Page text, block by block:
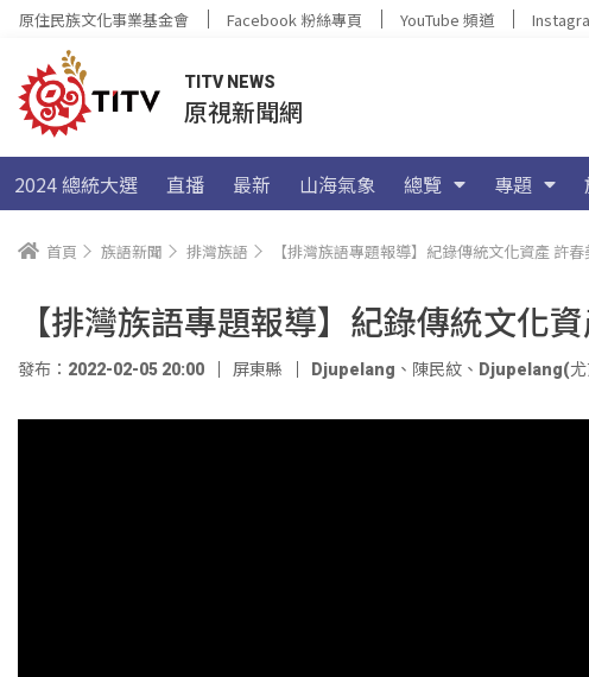
原住民族文化事業基金會 Facebook 粉絲專頁 YouTube 頻道
TITV NEWS
原視新聞網
2024 總統大選 直播 最新 山海氣象 總覽 專題
首頁 族語新聞 排灣族語 【排灣族語專題報導】紀錄傳統文化資產 許
【排灣族語專題報導】紀錄傳統文化
發布：2022-02-05 20:00 屏東縣 Djupelang 、 陳民紋 、 Djupelang(尤